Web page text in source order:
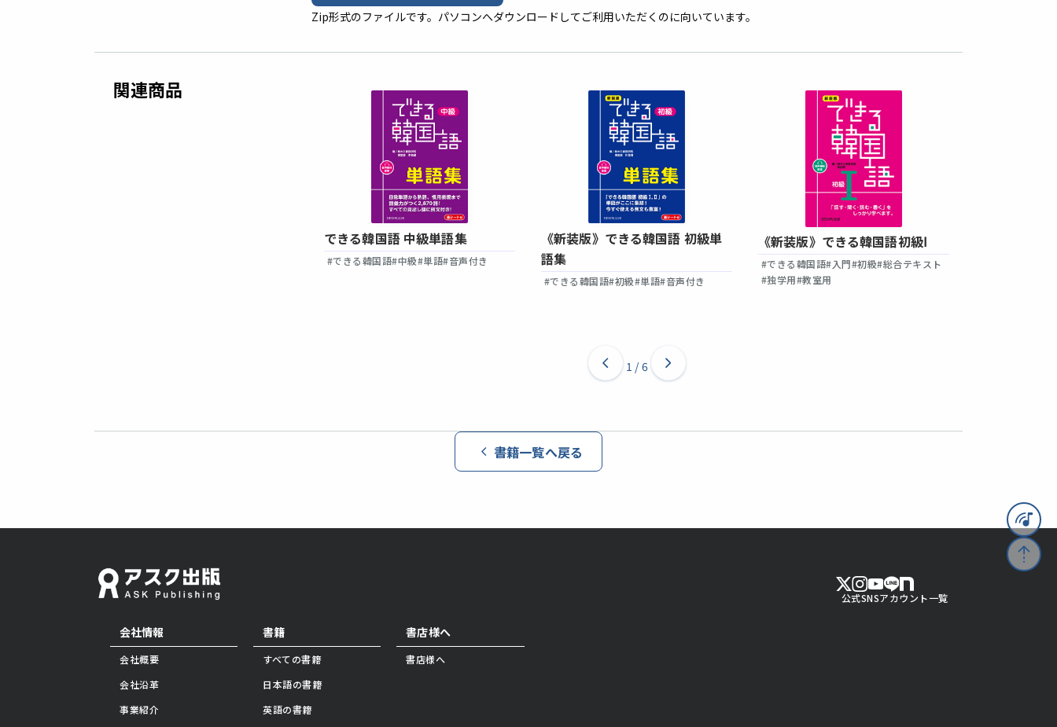
Zip形式のファイルです。パソコンへダウンロードしてご利用いただくのに向いています。
関連商品
できる韓国語 中級単語集
#できる韓国語#中級#単語#音声付き
《新装版》できる韓国語 初級単
語集
#できる韓国語#初級#単語#音声付き
《新装版》できる韓国語初級Ⅰ
#できる韓国語#入門#初級#総合テキスト
#独学用#教室用
1 /6
書籍一覧へ戻る
会社情報
会社概要
会社沿革
事業紹介
書籍
すべての書籍
日本語の書籍
英語の書籍
書店様へ
書店様へ
公式SNSアカウント一覧